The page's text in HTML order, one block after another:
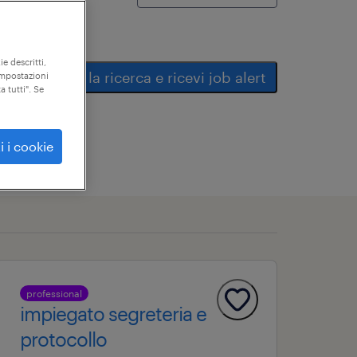
salva la ricerca e ricevi job alert
professional
impiegato segreteria e
protocollo
descritti,
tutti". Se
i cookie